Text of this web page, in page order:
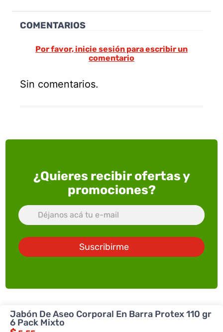
COMENTARIOS
Por favor, inicie sesión para escribir un
comentario
Sin comentarios.
¿Quieres recibir ofertas y
promociones?
Suscribirme
Jabón De Aseo Corporal En Barra Protex 110 gr
6 Pack MixtoACERCA DE SUPERXTRA